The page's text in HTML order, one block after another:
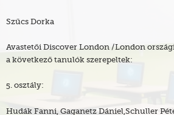
Szűcs Dorka
Avastetői Discover London /London
a következő tanulók szerepeltek:
5. osztály:
Hudák Fanni, Gaganetz Dániel,Schuller